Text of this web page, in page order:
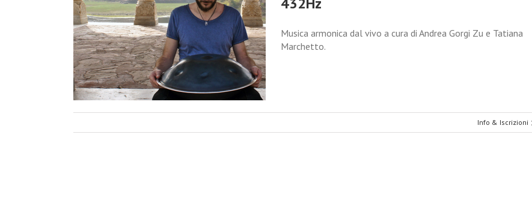
Musica armonica dal vivo a cura di Andrea Gorgi Zu e Tatiana
Marchetto.
Info & Iscrizioni